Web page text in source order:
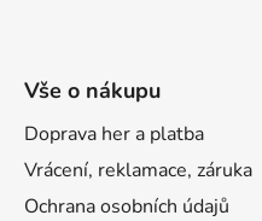
Vše o nákupu
Doprava her a platba
Vrácení, reklamace, záruka
Ochrana osobních údajů